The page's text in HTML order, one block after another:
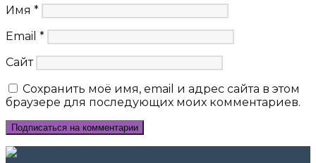
Имя *
Email *
Сайт
Сохранить моё имя, email и адрес сайта в этом
браузере для последующих моих комментариев.